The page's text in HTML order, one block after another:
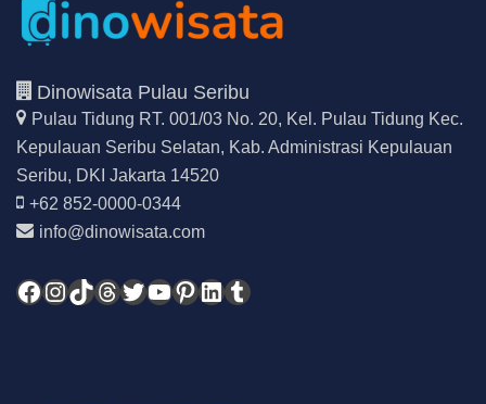
Dinowisata Pulau Seribu
Pulau Tidung RT. 001/03 No. 20, Kel. Pulau Tidung Kec.
Kepulauan Seribu Selatan, Kab. Administrasi Kepulauan
Seribu, DKI Jakarta 14520
+62 852-0000-0344
info@dinowisata.com
Facebook
Instagram
TikTok
Threads
Twitter
YouTube
Pinterest
LinkedIn
Tumblr